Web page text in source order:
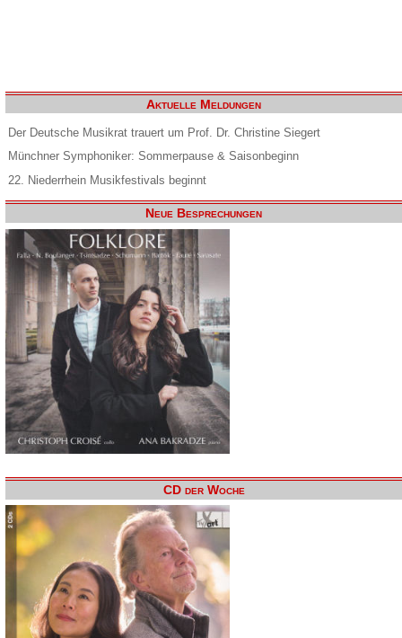
Aktuelle Meldungen
Der Deutsche Musikrat trauert um Prof. Dr. Christine Siegert
Münchner Symphoniker: Sommerpause & Saisonbeginn
22. Niederrhein Musikfestivals beginnt
Neue Besprechungen
CD der Woche